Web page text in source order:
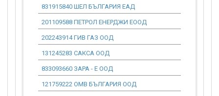
831915840 ШЕЛ БЪЛГАРИЯ ЕАД
201109588 ПЕТРОЛ ЕНЕРДЖИ ЕООД
202243914 ГИВ ГАЗ ООД
131245283 САКСА ООД
833093660 ЗАРА - Е ООД
121759222 ОМВ БЪЛГАРИЯ ООД